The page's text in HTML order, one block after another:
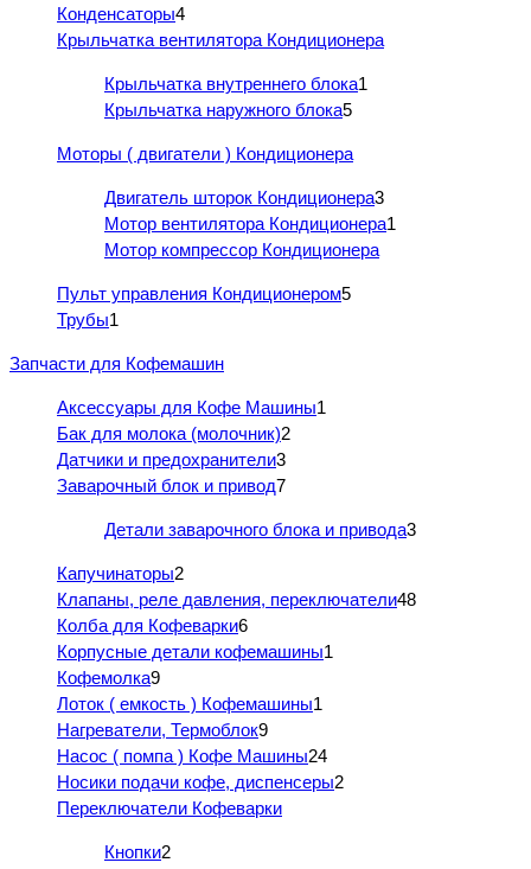
Конденсаторы4
Крыльчатка вентилятора Кондиционера
Крыльчатка внутреннего блока1
Крыльчатка наружного блока5
Моторы ( двигатели ) Кондиционера
Двигатель шторок Кондиционера3
Мотор вентилятора Кондиционера1
Мотор компрессор Кондиционера
Пульт управления Кондиционером5
Трубы1
Запчасти для Кофемашин
Аксессуары для Кофе Машины1
Бак для молока (молочник)2
Датчики и предохранители3
Заварочный блок и привод7
Детали заварочного блока и привода3
Капучинаторы2
Клапаны, реле давления, переключатели48
Колба для Кофеварки6
Корпусные детали кофемашины1
Кофемолка9
Лоток ( емкость ) Кофемашины1
Нагреватели, Термоблок9
Насос ( помпа ) Кофе Машины24
Носики подачи кофе, диспенсеры2
Переключатели Кофеварки
Кнопки2